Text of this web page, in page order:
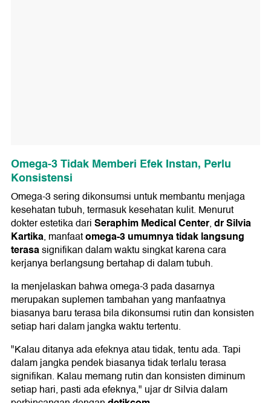
Omega-3 Tidak Memberi Efek Instan, Perlu
Konsistensi
Omega-3 sering dikonsumsi untuk membantu menjaga
kesehatan tubuh, termasuk kesehatan kulit. Menurut
dokter estetika dariSeraphim Medical Center,dr Silvia
Kartika, manfaatomega-3 umumnya tidak langsung
terasasignifikan dalam waktu singkat karena cara
kerjanya berlangsung bertahap di dalam tubuh.
Ia menjelaskan bahwa omega-3 pada dasarnya
merupakan suplemen tambahan yang manfaatnya
biasanya baru terasa bila dikonsumsi rutin dan konsisten
setiap hari dalam jangka waktu tertentu.
"Kalau ditanya ada efeknya atau tidak, tentu ada. Tapi
dalam jangka pendek biasanya tidak terlalu terasa
signifikan. Kalau memang rutin dan konsisten diminum
setiap hari, pasti ada efeknya," ujar dr Silvia dalam